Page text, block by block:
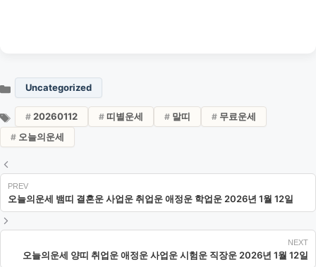
Uncategorized
20260112 띠별운세 말띠
무료운세
오늘의운세
오늘의운세 뱀띠 결혼운 사업운 취업운 애정운 학업운 2026년 1월 12일
오늘의운세 양띠 취업운 애정운 사업운 시험운 직장운 2026년 1월 12일